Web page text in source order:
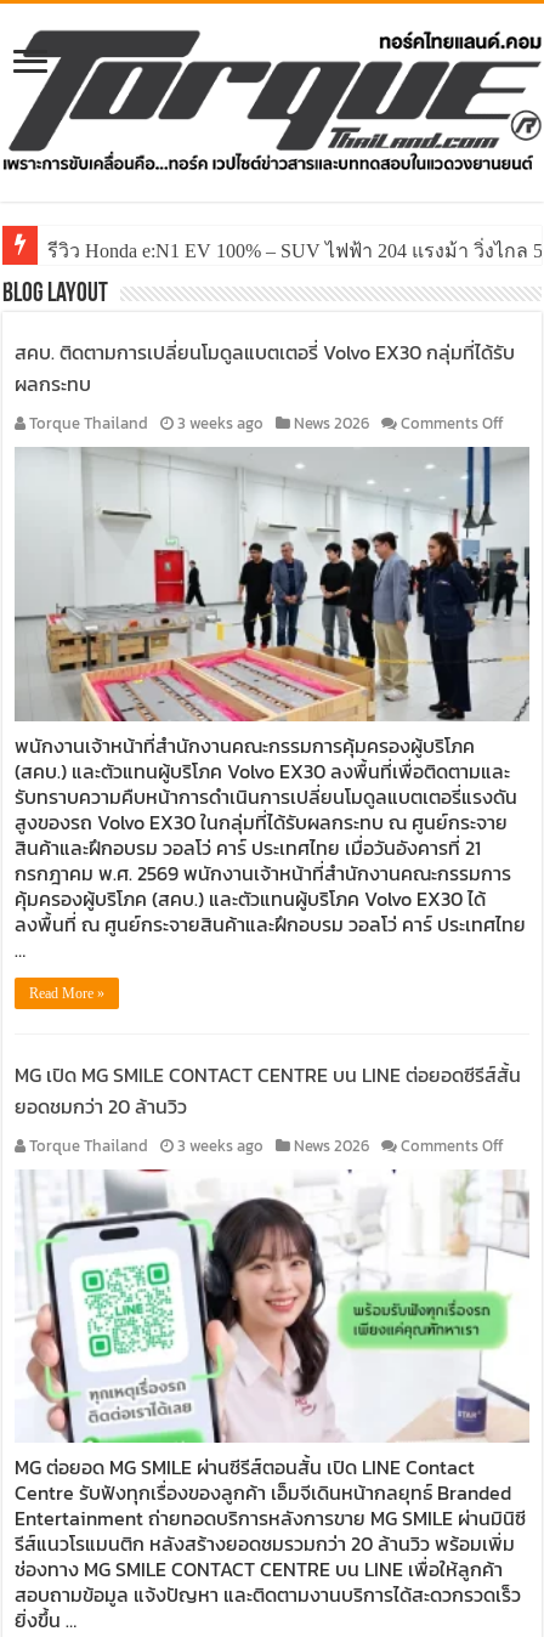
รีวิว Honda e:N1 EV 100% – SUV ไฟฟ้า 204 แรงม้า วิ่งไกล
รีวิว ลองขับ All New GWM HAVAL H6 ปรับโฉมหน้าใหม่
Blog Layout
สคบ. ติดตามการเปลี่ยนโมดูลแบตเตอรี่ Volvo EX30 กลุ่มที่ได้รับ
ผลกระทบ
Torque Thailand 3 weeks ago News 2026 Comments Offon
สคบ.
ติดตา
แบตเ
Volvo
EX30
กลุ่ม
ที่
ผลก
พนักงานเจ้าหน้าที่สำนักงานคณะกรรมการคุ้มครองผู้บริโภค
(สคบ.) และตัวแทนผู้บริโภค Volvo EX30 ลงพื้นที่เพื่อติดตามและ
รับทราบความคืบหน้าการดำเนินการเปลี่ยนโมดูลแบตเตอรี่แรงดัน
สูงของรถ Volvo EX30 ในกลุ่มที่ได้รับผลกระทบ ณ ศูนย์กระจาย
สินค้าและฝึกอบรม วอลโว่ คาร์ ประเทศไทย เมื่อวันอังคารที่ 21
กรกฎาคม พ.ศ. 2569 พนักงานเจ้าหน้าที่สำนักงานคณะกรรมการ
คุ้มครองผู้บริโภค (สคบ.) และตัวแทนผู้บริโภค Volvo EX30 ได้
ลงพื้นที่ ณ ศูนย์กระจายสินค้าและฝึกอบรม วอลโว่ คาร์ ประเทศไทย
…
Read More »
MG เปิด MG SMILE CONTACT CENTRE บน LINE ต่อยอดซีรีส์สั้น
ยอดชมกว่า 20 ล้านวิว
Torque Thailand 3 weeks ago News 2026 Comments Offon
MG
เปิด
MG
บน
ต่อย
ซี
สั้น
ชม
กว่า
20
วิว
MG ต่อยอด MG SMILE ผ่านซีรีส์ตอนสั้น เปิด LINE Contact
Centre รับฟังทุกเรื่องของลูกค้า เอ็มจีเดินหน้ากลยุทธ์ Branded
Entertainment ถ่ายทอดบริการหลังการขาย MG SMILE ผ่านมินิซี
รีส์แนวโรแมนติก หลังสร้างยอดชมรวมกว่า 20 ล้านวิว พร้อมเพิ่ม
ช่องทาง MG SMILE CONTACT CENTRE บน LINE เพื่อให้ลูกค้า
สอบถามข้อมูล แจ้งปัญหา และติดตามงานบริการได้สะดวกรวดเร็ว
ยิ่งขึ้น …